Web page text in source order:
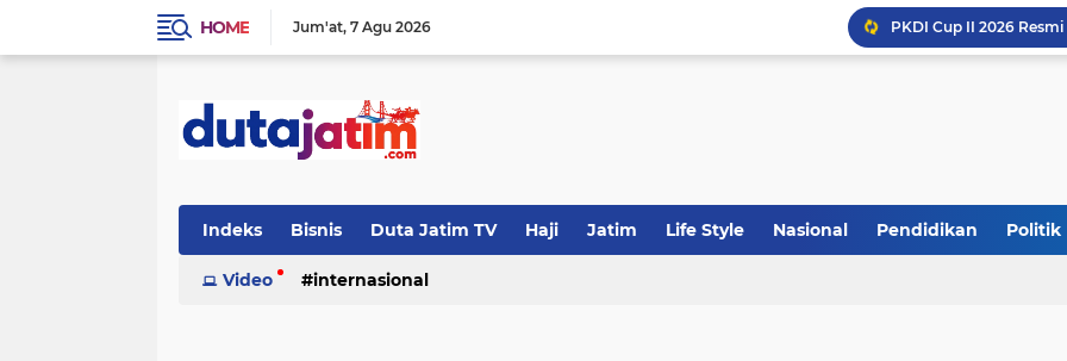
HOME Jum'at 7 Agu 2026
Indeks Bisnis Duta Jatim TV Haji Jatim Life Style Nasional Pendidikan Politik
Video internasional